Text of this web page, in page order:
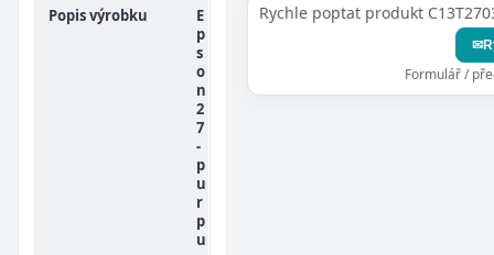
Popis výrobku
E
p
s
o
n
2
7
-
p
u
r
p
u
Rychle poptat produkt
✉
Formulář /